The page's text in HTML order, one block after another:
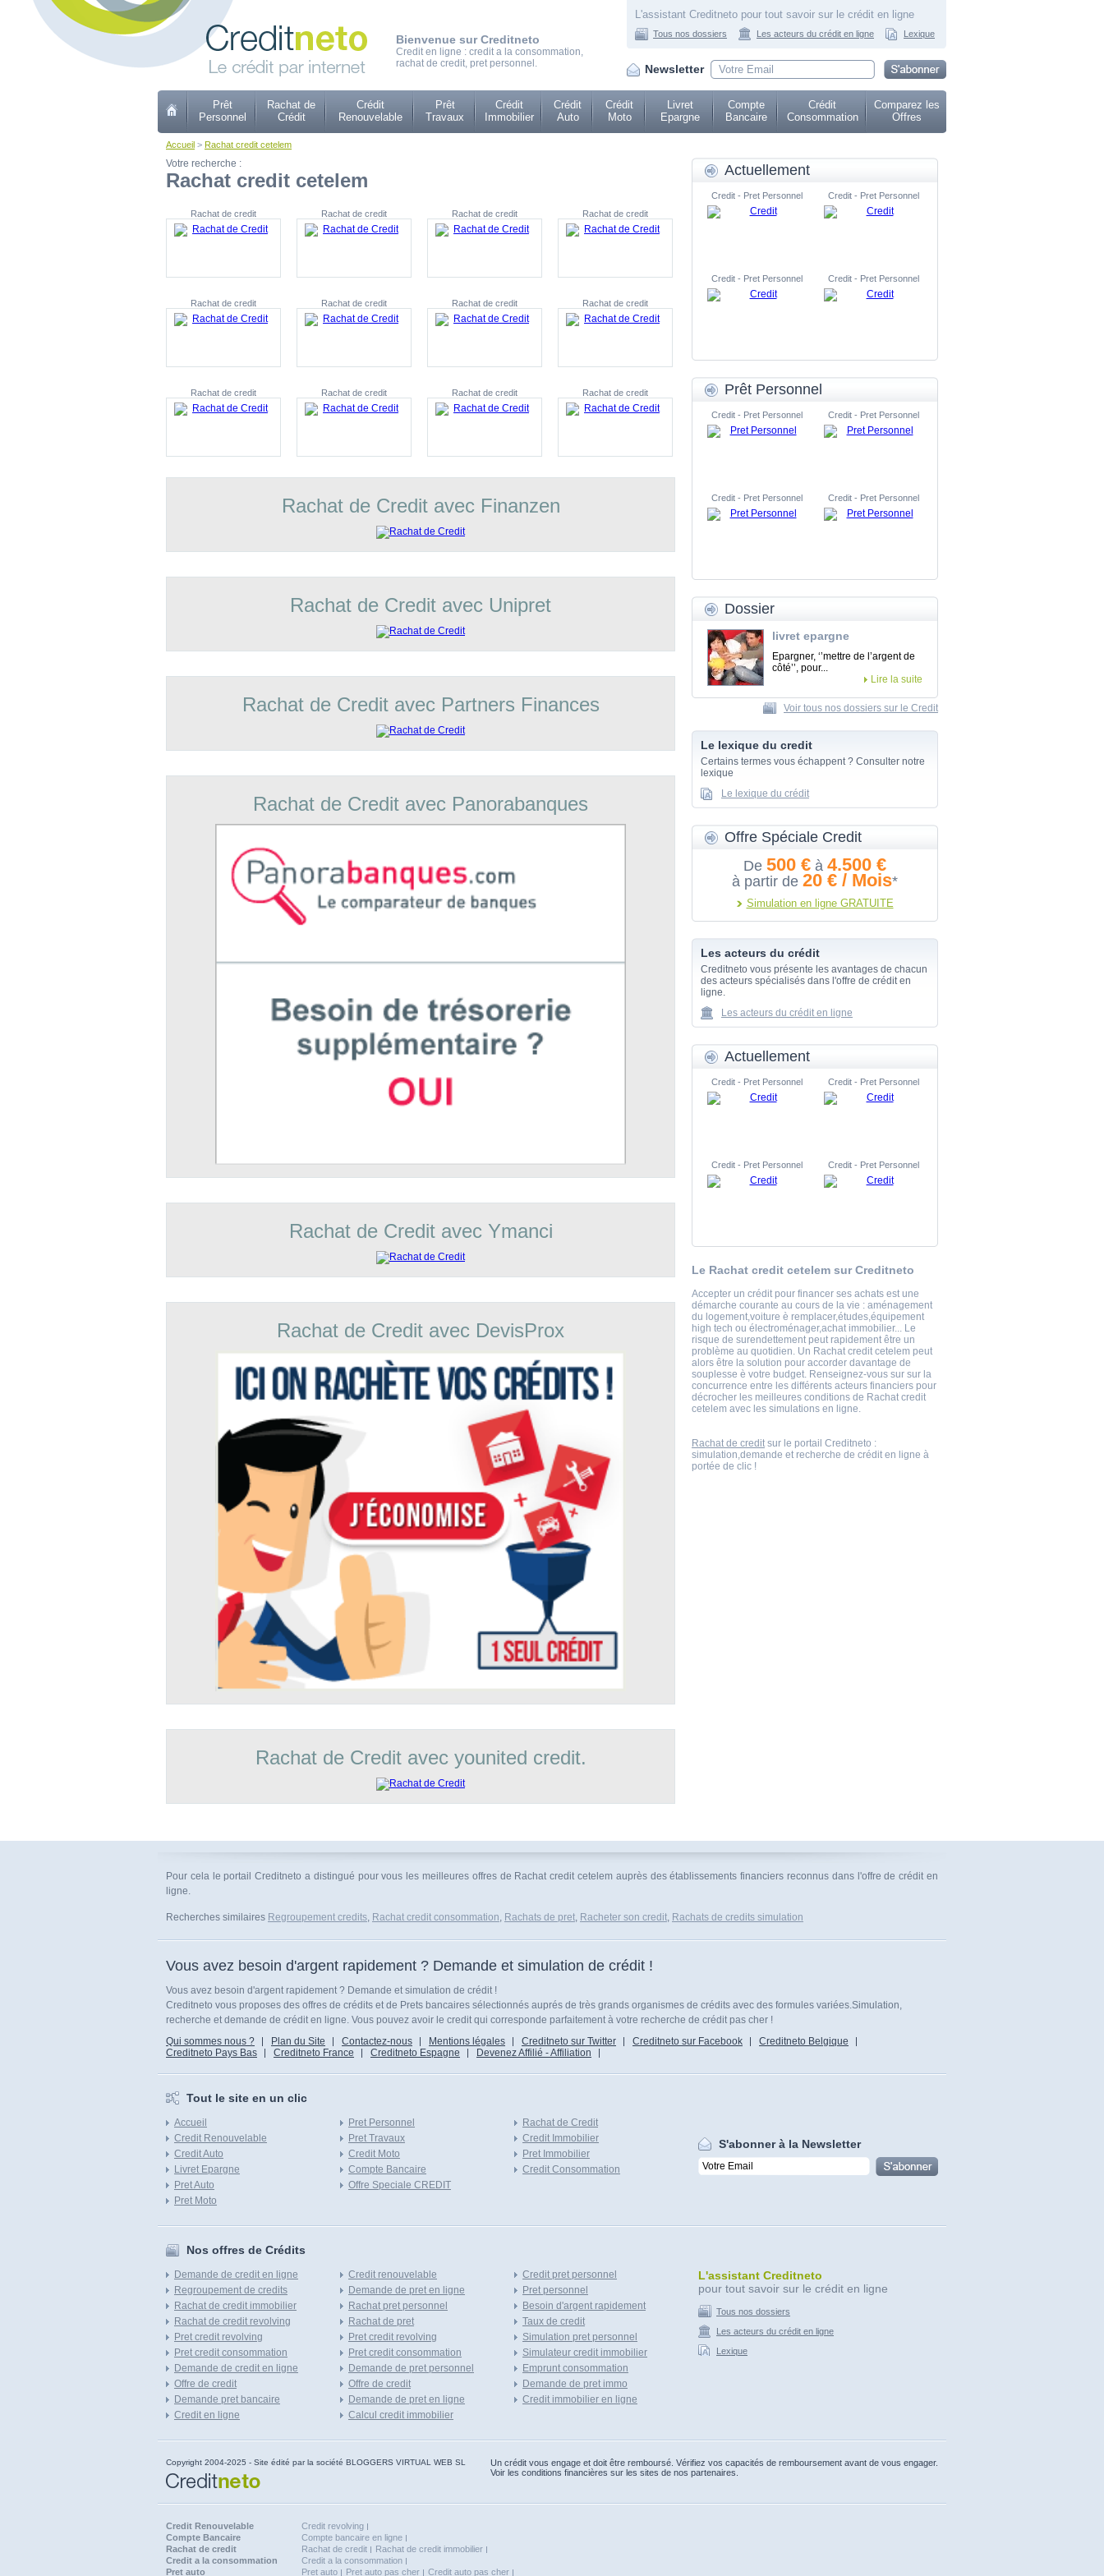
Bienvenue sur Creditneto
Credit en ligne : credit a la consommation,
rachat de credit, pret personnel.
L'assistant Creditneto pour tout savoir sur le crédit en ligne
Tous nos dossiers Les acteurs du crédit en ligne Lexique
Newsletter
Prêt
Personnel
Rachat de
Crédit
Crédit
Renouvelable
Prêt
Travaux
Crédit
Immobilier
Crédit
Auto
Crédit
Moto
Livret
Epargne
Compte
Bancaire
Crédit
Consommation
Comparez les
Offres
Accueil > Rachat credit cetelem
Votre recherche :
Rachat credit cetelem
Rachat de credit Rachat de credit Rachat de credit Rachat de credit
Rachat de credit Rachat de credit Rachat de credit Rachat de credit
Rachat de credit Rachat de credit Rachat de credit Rachat de credit
Rachat de Credit avec Finanzen
Rachat de Credit avec Unipret
Rachat de Credit avec Partners Finances
Rachat de Credit avec Panorabanques
Rachat de Credit avec Ymanci
Rachat de Credit avec DevisProx
Rachat de Credit avec younited credit.
Actuellement
Credit - Pret Personnel Credit - Pret Personnel
Credit - Pret Personnel Credit - Pret Personnel
Prêt Personnel
Credit - Pret Personnel Credit - Pret Personnel
Credit - Pret Personnel Credit - Pret Personnel
Dossier
livret epargne
Epargner, ‘’mettre de l’argent de
côté’’, pour...
Lire la suite
Voir tous nos dossiers sur le Credit
Le lexique du credit
Certains termes vous échappent ? Consulter notre
lexique
Le lexique du crédit
Offre Spéciale Credit
De 500 € à 4.500 €
à partir de 20 € / Mois*
Simulation en ligne GRATUITE
Les acteurs du crédit
Creditneto vous présente les avantages de chacun
des acteurs spécialisés dans l'offre de crédit en
ligne.
Les acteurs du crédit en ligne
Actuellement
Credit - Pret Personnel Credit - Pret Personnel
Credit - Pret Personnel Credit - Pret Personnel
Le Rachat credit cetelem sur Creditneto
Accepter un crédit pour financer ses achats est une
démarche courante au cours de la vie : aménagement
du logement,voiture è remplacer,études,équipement
high tech ou électroménager,achat immobilier... Le
risque de surendettement peut rapidement être un
problème au quotidien. Un Rachat credit cetelem peut
alors être la solution pour accorder davantage de
souplesse è votre budget. Renseignez-vous sur sur la
concurrence entre les différents acteurs financiers pour
décrocher les meilleures conditions de Rachat credit
cetelem avec les simulations en ligne.
Rachat de creditsur le portail Creditneto :
simulation,demande et recherche de crédit en ligne à
portée de clic !
Pour cela le portail Creditneto a distingué pour vous les meilleures offres de Rachat credit cetelem auprès des établissements financiers reconnus dans l'offre de crédit en
ligne.
Recherches similaires Regroupement credits, Rachat credit consommation, Rachats de pret, Racheter son credit, Rachats de credits simulation
Vous avez besoin d'argent rapidement ? Demande et simulation de crédit !
Vous avez besoin d'argent rapidement ? Demande et simulation de crédit !
Creditneto vous proposes des offres de crédits et de Prets bancaires sélectionnés auprés de très grands organismes de crédits avec des formules variées.Simulation,
recherche et demande de crédit en ligne. Vous pouvez avoir le credit qui corresponde parfaitement à votre recherche de crédit pas cher !
Qui sommes nous ?
Plan du Site Contactez-nous Mentions légales Creditneto sur Twitter Creditneto sur Facebook
Creditneto Belgique
Creditneto Pays Bas
Creditneto France Creditneto Espagne Devenez Affilié - Affiliation
Tout le site en un clic
Accueil
Credit Renouvelable
Credit Auto
Livret Epargne
Pret Auto
Pret Moto
Pret Personnel
Pret Travaux
Credit Moto
Compte Bancaire
Offre Speciale CREDIT
Rachat de Credit
Credit Immobilier
Pret Immobilier
Credit Consommation
S'abonner à la Newsletter
Nos offres de Crédits
Demande de credit en ligne
Regroupement de credits
Rachat de credit immobilier
Rachat de credit revolving
Pret credit revolving
Pret credit consommation
Demande de credit en ligne
Offre de credit
Demande pret bancaire
Credit en ligne
Credit renouvelable
Demande de pret en ligne
Rachat pret personnel
Rachat de pret
Pret credit revolving
Pret credit consommation
Demande de pret personnel
Offre de credit
Demande de pret en ligne
Calcul credit immobilier
Credit pret personnel
Pret personnel
Besoin d'argent rapidement
Taux de credit
Simulation pret personnel
Simulateur credit immobilier
Emprunt consommation
Demande de pret immo
Credit immobilier en ligne
L'assistant Creditneto
pour tout savoir sur le crédit en ligne
Tous nos dossiers
Les acteurs du crédit en ligne
Lexique
Copyright 2004-2025 - Site édité par la société BLOGGERS VIRTUAL WEB SL
Un crédit vous engage et doit être remboursé. Vérifiez vos capacités de remboursement avant de vous engager.
Voir les conditions financières sur les sites de nos partenaires.
Credit Renouvelable
Credit revolving
Compte Bancaire
Compte bancaire en ligne
Rachat de credit
Rachat de credit
Rachat de credit immobilier
Credit a la consommation
Credit a la consommation
Pret auto
Pret auto Pret auto pas cher Credit auto pas cher